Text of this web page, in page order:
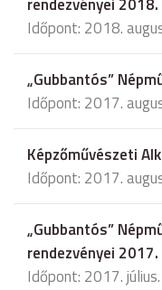
rendezvényei 2018.
Időpont: 2018.
„Gubbantós”
Időpont: 2017.
Képzőművészeti
Időpont: 2017.
„Gubbantós”
rendezvényei 2017.
Időpont: 2017.